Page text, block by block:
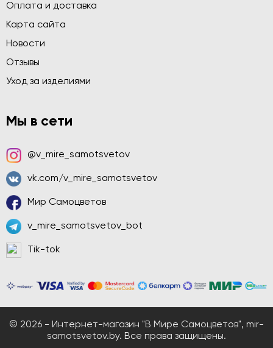
Оплата и доставка
Карта сайта
Новости
Отзывы
Уход за изделиями
Мы в сети
@v_mire_samotsvetov
vk.com/v_mire_samotsvetov
Мир Самоцветов
v_mire_samotsvetov_bot
Tik-tok
© 2026 - Интернет-магазин "В Мире Самоцветов", mir-
samotsvetov.by. Все права защищены.